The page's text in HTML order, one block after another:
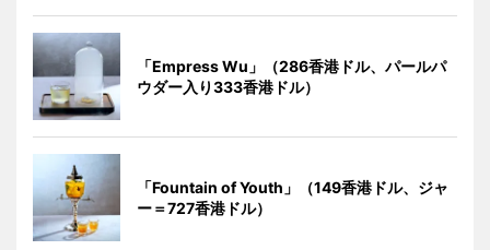
「Empress Wu」（286香港ドル、パールパ
ウダー入り333香港ドル）
「Fountain of Youth」（149香港ドル、ジャ
ー＝727香港ドル）